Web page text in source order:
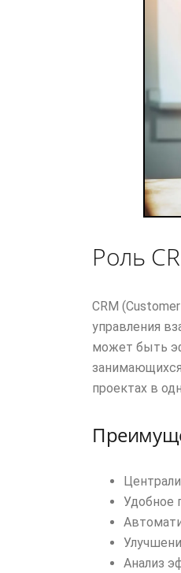
Роль
CRM
управления
может быть
проектах в
Удобное
Анализ